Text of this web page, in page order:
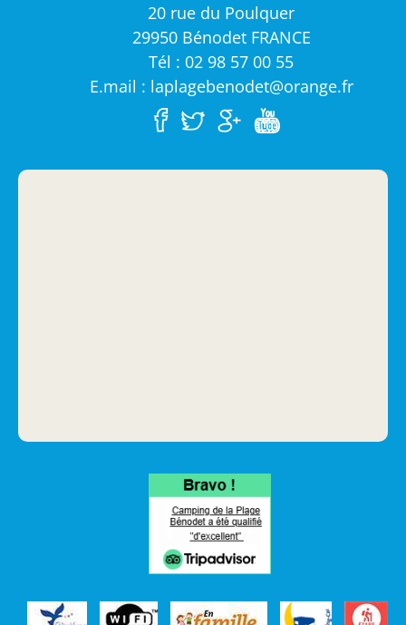
20 rue du Poulquer
29950 Bénodet FRANCE
Tél : 02 98 57 00 55
E.mail : laplagebenodet@orange.fr